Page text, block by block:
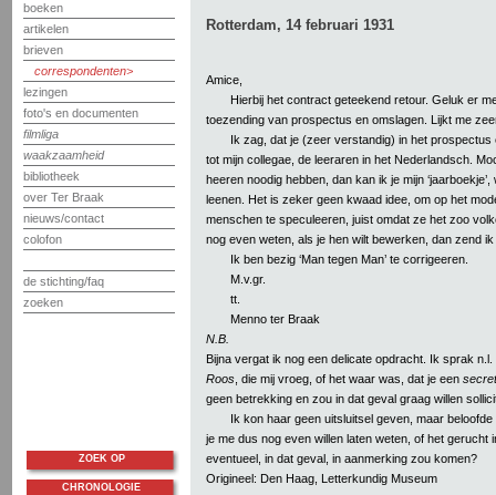
boeken
artikelen
brieven
correspondenten
lezingen
foto's en documenten
filmliga
waakzaamheid
bibliotheek
over Ter Braak
nieuws/contact
colofon
de stichting/faq
zoeken
Rotterdam, 14 februari 1931
Amice,
Hierbij het contract geteekend retour. Geluk er
toezending van prospectus en omslagen. Lijkt me
Ik zag, dat je (zeer verstandig) in het
tot mijn collegae, de leeraren in het Nederlandsch.
heeren noodig hebben, dan kan ik je mijn
leenen. Het is zeker geen kwaad idee, om op het
menschen te speculeeren, juist omdat ze het zoo
nog even weten, als je hen wilt bewerken, dan zend
Ik ben bezig ‘Man tegen Man’ te corrigeeren.
M.v.gr.
tt.
Menno ter Braak
N.B.
Bijna vergat ik nog een delicate opdracht. Ik sprak
Roos , die mij vroeg, of het waar was, dat je een
geen betrekking en zou in dat geval graag willen
Ik kon haar geen uitsluitsel geven, maar
je me dus nog even willen laten weten, of het gerucht
eventueel, in dat geval, in aanmerking zou komen?
Origineel: Den Haag, Letterkundig Museum
ZOEK OP
CHRONOLOGIE